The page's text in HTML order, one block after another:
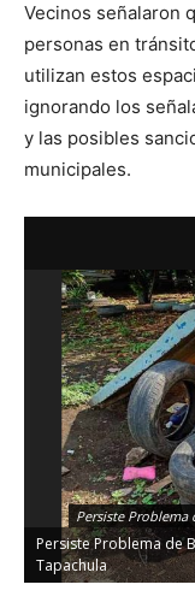
Vecinos señalaron
personas en
utilizan estos
ignorando los
y las posibles
municipales.
Persiste Problema
Persiste Problema de
Tapachula